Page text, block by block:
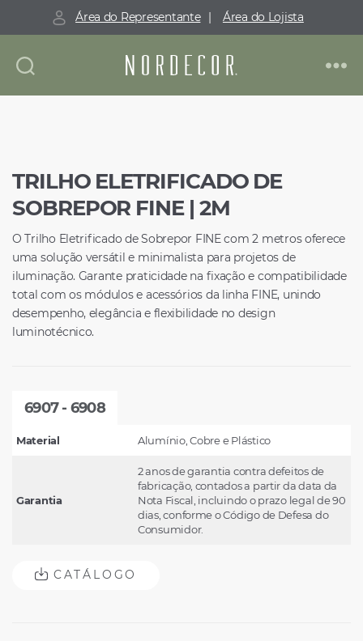
Área do Representante | Área do Lojista
Nordecor
TRILHO ELETRIFICADO DE
SOBREPOR FINE | 2M
O Trilho Eletrificado de Sobrepor FINE com 2 metros oferece
uma solução versátil e minimalista para projetos de
iluminação. Garante praticidade na fixação e compatibilidade
total com os módulos e acessórios da linha FINE, unindo
desempenho, elegância e flexibilidade no design
luminotécnico.
6907 - 6908
Material Alumínio, Cobre e Plástico
Garantia
2 anos de garantia contra defeitos de
fabricação, contados a partir da data da
Nota Fiscal, incluindo o prazo legal de 90
dias, conforme o Código de Defesa do
Consumidor.
CATÁLOGO